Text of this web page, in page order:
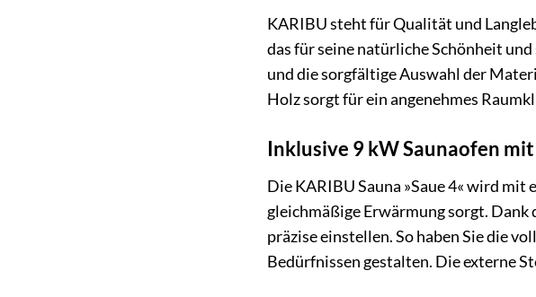
KARIBU steht für Qualität und
das für seine natürliche Schönheit
und die sorgfältige Auswahl der
Holz sorgt für ein angenehmes
Inklusive 9 kW Saunaofen
Die KARIBU Sauna »Saue 4« wird
gleichmäßige Erwärmung sorgt. Dank
präzise einstellen. So haben Sie die
Bedürfnissen gestalten. Die externe